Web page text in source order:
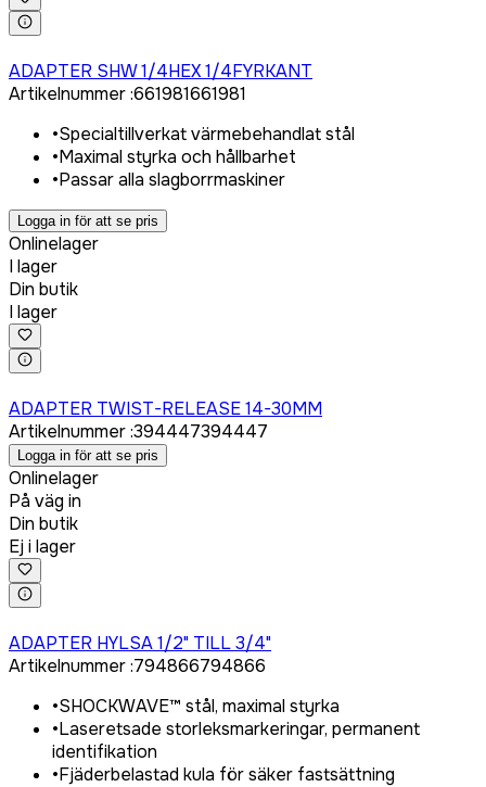
ADAPTER SHW 1/4HEX 1/4FYRKANT
Artikelnummer:661981661981
•Specialtillverkat värmebehandlat stål
•Maximal styrka och hållbarhet
•Passar alla slagborrmaskiner
Logga in för att se pris
Onlinelager
I lager
Din butik
I lager
ADAPTER TWIST-RELEASE 14-30MM
Artikelnummer:394447394447
Logga in för att se pris
Onlinelager
På väg in
Din butik
Ej i lager
ADAPTER HYLSA 1/2" TILL 3/4"
Artikelnummer:794866794866
•SHOCKWAVE™ stål, maximal styrka
•Laseretsade storleksmarkeringar, permanent
identifikation
•Fjäderbelastad kula för säker fastsättning